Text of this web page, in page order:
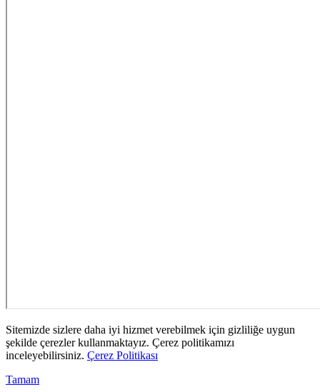
Sitemizde sizlere daha iyi hizmet verebilmek için gizliliğe uygun
şekilde çerezler kullanmaktayız. Çerez politikamızı
inceleyebilirsiniz. Çerez Politikası
Tamam